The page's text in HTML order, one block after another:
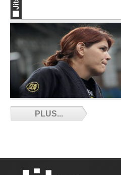
Bilal Benmahammed passe
12/01/2020
PLUS...